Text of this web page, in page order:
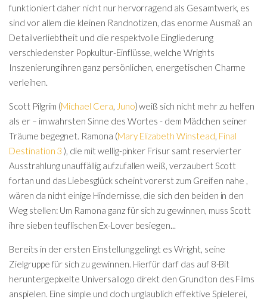
funktioniert daher nicht nur hervorragend als Gesamtwerk, es
sind vor allem die kleinen Randnotizen, das enorme Ausmaß an
Detailverliebtheit und die respektvolle Eingliederung
verschiedenster Popkultur-Einflüsse, welche Wrights
Inszenierung ihren ganz persönlichen, energetischen Charme
verleihen.
Scott Pilgrim (Michael Cera Juno) weiß sich nicht mehr zu helfen
als er – im wahrsten Sinne des Wortes - dem Mädchen seiner
Träume begegnet. Ramona (Mary Elizabeth Winstead Final
Destination 3 ), die mit wellig-pinker Frisur samt reservierter
Ausstrahlung unauffällig aufzufallen weiß, verzaubert Scott
fortan und das Liebesglück scheint vorerst zum Greifen nahe ,
wären da nicht einige Hindernisse, die sich den beiden in den
Weg stellen: Um Ramona ganz für sich zu gewinnen, muss Scott
ihre sieben teuflischen Ex-Lover besiegen...
Bereits in der ersten Einstellung gelingt es Wright, seine
Zielgruppe für sich zu gewinnen. Hierfür darf das auf 8-Bit
heruntergepixelte Universallogo direkt den Grundton des Films
anspielen. Eine simple und doch unglaublich effektive Spielerei,